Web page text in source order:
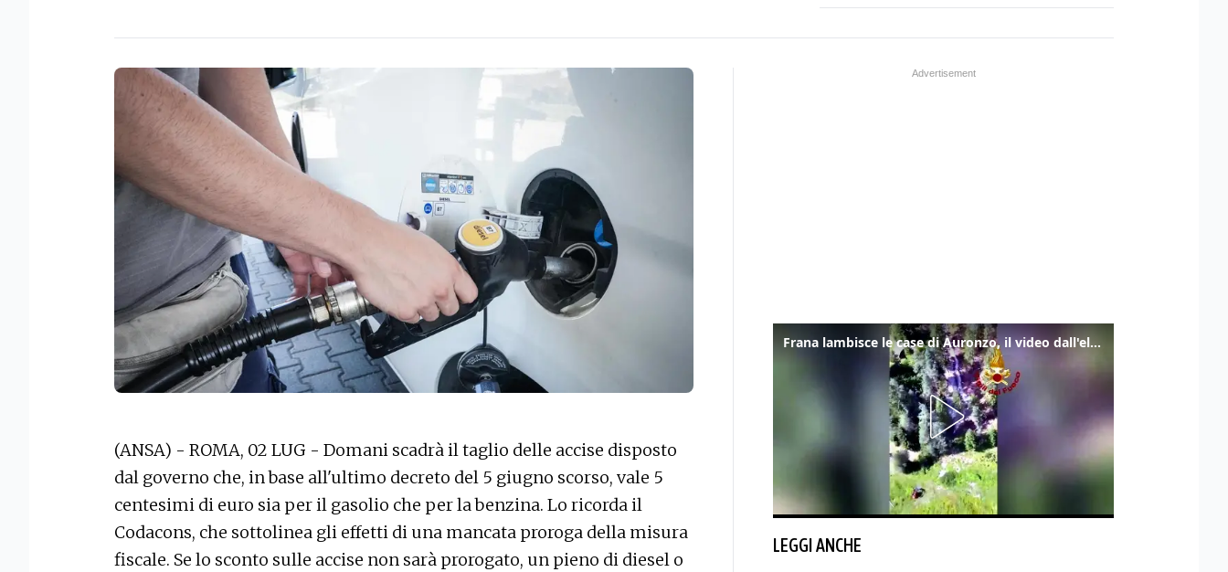
(ANSA) - ROMA, 02 LUG - Domani scadrà il taglio delle accise disposto
dal governo che, in base all'ultimo decreto del 5 giugno scorso, vale 5
centesimi di euro sia per il gasolio che per la benzina. Lo ricorda il
Codacons, che sottolinea gli effetti di una mancata proroga della misura
fiscale. Se lo sconto sulle accise non sarà prorogato, un pieno di diesel o
Frana lambisce le case di Auronzo, il video dall'elicottero dei vigili del fuoco
LEGGI ANCHE